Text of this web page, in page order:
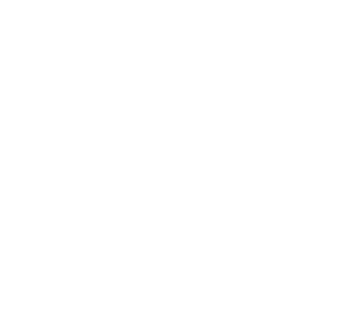
的电视剧如数家珍。因此，影视剧对儿童的影响也日趋加大。
也来源于对电视节目的模仿。很多家长反映，看了某些动画片，自
目过滤芯片，即“童锁”，色情或成人节目，美国电视台把它放在有
视节目、音像制品、电子出版物以及网络信息等时，应当作出警示
。
目。另外，多组织野营、春游活动，让孩子在自然环境中认识世